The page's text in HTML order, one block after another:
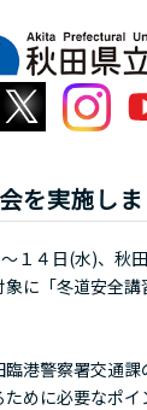
を実施し
１４日(水)、秋
に「冬道安全
港警察署交通課
めに必要なポ